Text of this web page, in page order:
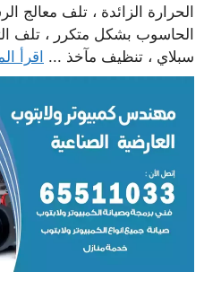
الحرارة الزائدة ، تلف معالج
الحاسوب بشكل متكرر ، تلف
سبلاي ، تنظيف مآخذ ... اقرأ